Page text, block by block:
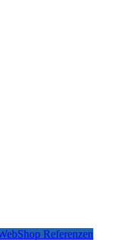
Referenzen